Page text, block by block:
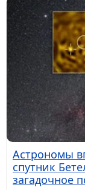
Астрономы
спутник
загадочное